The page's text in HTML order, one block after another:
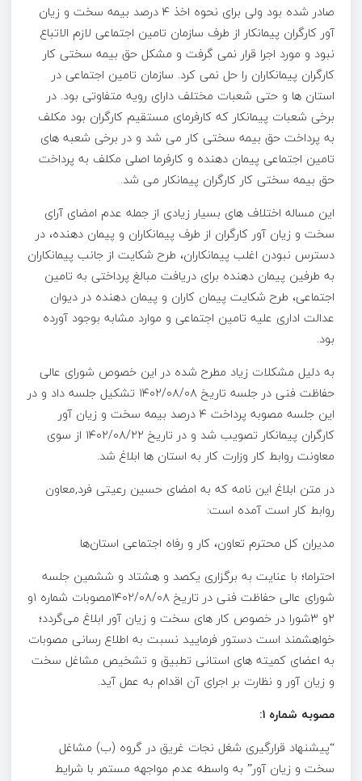
صادر شده بود ولی برای نحوه اخذ ۴ درصد بیمه سخت و زیان
آور کارگران پیمانکار از طرف سازمان تامین اجتماعی لازم الاتباع
نبود و مورد اجرا قرار نمی گرفت و مشکل حق بیمه سختی کار
کارگران پیمانکاران را حل نمی کرد. سازمان تامین اجتماعی در
استان ها و حتی شعبات مختلف دارای رویه متفاوتی بود. در
برخی شعبات پیمانکار که کارفرمای مستقیم کارگران بود مکلف
به پرداخت حق بیمه سختی کار می شد و در برخی شعبه های
تامین اجتماعی پیمان دهنده و کارفرما اصلی مکلف به پرداخت
حق بیمه سختی کار کارگران پیمانکار می شد.
این مساله اختلاف های بسیار زیادی از جمله عدم امضای آرای
سخت و زیان آور کارگران از طرف پیمانکاران و پیمان دهنده، در
دسترس نبودن اغلب پیمانکاران، طرح شکایت از جانب پیمانکاران
به طرفین پیمان دهنده برای دریافت مبالغ پرداختی به تامین
اجتماعی، طرح شکایت پیمان کاران و پیمان دهنده در دیوان
عدالت اداری علیه تامین اجتماعی و موارد مشابه بوجود آورده
بود.
به دلیل مشکلات زیاد مطرح شده در این خصوص شورای عالی
حفاظت فنی در جلسه تاریخ ۱۴۰۲/۰۸/۰۸ تشکیل جلسه داد و در
این جلسه مصوبه پرداخت ۴ درصد بیمه سخت و زیان آور
کارگران پیمانکار تصویب شد و در تاریخ ۱۴۰۲/۰۸/۲۲ از سوی
معاونت روابط کار وزارت کار به استان ها ابلاغ شد.
در متن ابلاغ این نامه که به امضای حسین رعیتی فرد,‌معاون
روابط کار است آمده است:
مدیران کل محترم تعاون، کار و رفاه اجتماعی استان‌ها
احتراما؛ با عنایت به برگزاری یکصد و هشتاد و ششمین جلسه
شورای عالی حفاظت فنی در تاریخ ۱۴۰۲/۰۸/۰۸مصوبات شماره ۱و
۲و ۳شورا در خصوص کار های سخت و زیان آور ابلاغ می‌گردد؛
خواهشمند است دستور فرمایید نسبت به اطلاع رسانی مصوبات
به اعضای کمیته های استانی تطبیق و تشخیص مشاغل سخت
و زیان آور و نظارت بر اجرای آن اقدام به عمل آید.
مصوبه شماره ۱:
“پیشنهاد قرارگیری شغل نجات غریق در گروه (ب) مشاغل
سخت و زیان آور” به واسطه عدم مواجهه مستمر با شرایط